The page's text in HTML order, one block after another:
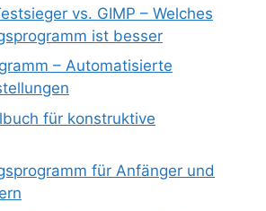
vs. GIMP – Welches
ist besser
– Automatisierte
für konstruktive
für Anfänger und